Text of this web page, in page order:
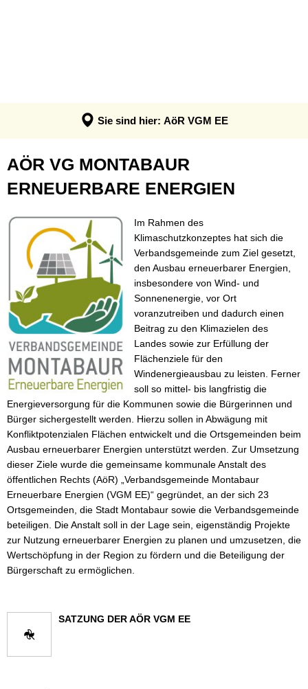
Klimaanpassung: Infos & Impulse
Refill in der VG Montabaur
Solar- und Wärmebotschafter
Kommunale Wärmeplanung
Sie sind hier: AöR VGM EE
VGM
EE
Energiegesellschaft
Montabaur
AÖR VG MONTABAUR
ERNEUERBARE ENERGIEN
Im Rahmen des
Klimaschutzkonzeptes hat sich die
Verbandsgemeinde zum Ziel gesetzt,
den Ausbau erneuerbarer Energien,
insbesondere von Wind- und
Sonnenenergie, vor Ort
voranzutreiben und dadurch einen
Beitrag zu den Klimazielen des
Landes sowie zur Erfüllung der
Flächenziele für den
Windenergieausbau zu leisten. Ferner
soll so mittel- bis langfristig die
Energieversorgung für die Kommunen sowie die Bürgerinnen und
Bürger sichergestellt werden. Hierzu sollen in Abwägung mit
Konfliktpotenzialen Flächen entwickelt und die Ortsgemeinden beim
Ausbau erneuerbarer Energien unterstützt werden. Zur Umsetzung
dieser Ziele wurde die gemeinsame kommunale Anstalt des
öffentlichen Rechts (AöR) „Verbandsgemeinde Montabaur
Erneuerbare Energien (VGM EE)“ gegründet, an der sich 23
Ortsgemeinden, die Stadt Montabaur sowie die Verbandsgemeinde
beteiligen. Die Anstalt soll in der Lage sein, eigenständig Projekte
zur Nutzung erneuerbarer Energien zu planen und umzusetzen, die
Wertschöpfung in der Region zu fördern und die Beteiligung der
Bürgerschaft zu ermöglichen.
SATZUNG DER AÖR VGM EE